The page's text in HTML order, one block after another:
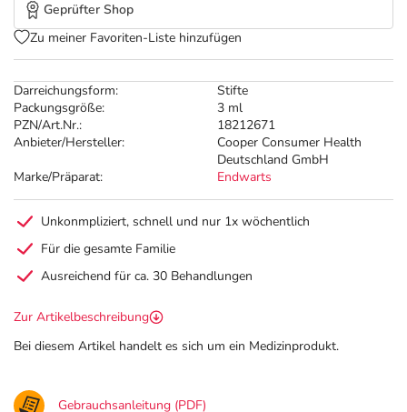
Darreichungsform:
Stifte
Packungsgröße:
3 ml
PZN/Art.Nr.:
18212671
Anbieter/Hersteller:
Cooper Consumer Health
Deutschland GmbH
Marke/Präparat:
Endwarts
Geprüfter Shop
Zu meiner Favoriten-Liste hinzufügen
Unkonmpliziert, schnell und nur 1x wöchentlich
Für die gesamte Familie
Ausreichend für ca. 30 Behandlungen
Zur Artikelbeschreibung
Bei diesem Artikel handelt es sich um ein Medizinprodukt.
Gebrauchsanleitung (PDF)